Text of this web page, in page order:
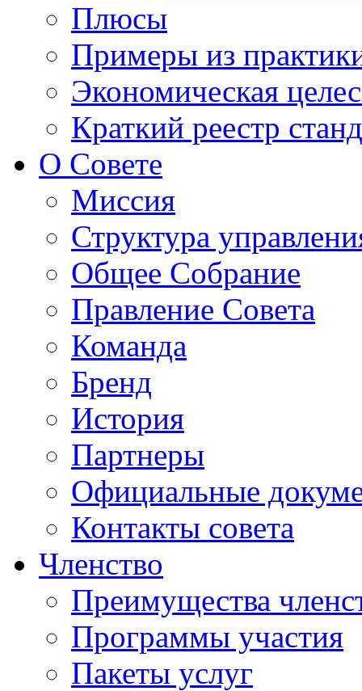
Плюсы
Примеры из
Экономическая
Краткий реестр
О Совете
Миссия
Структура
Общее Собрание
Правление Совета
Команда
Бренд
История
Партнеры
Официальные
Контакты совета
Членство
Преимущества
Программы участия
Пакеты услуг